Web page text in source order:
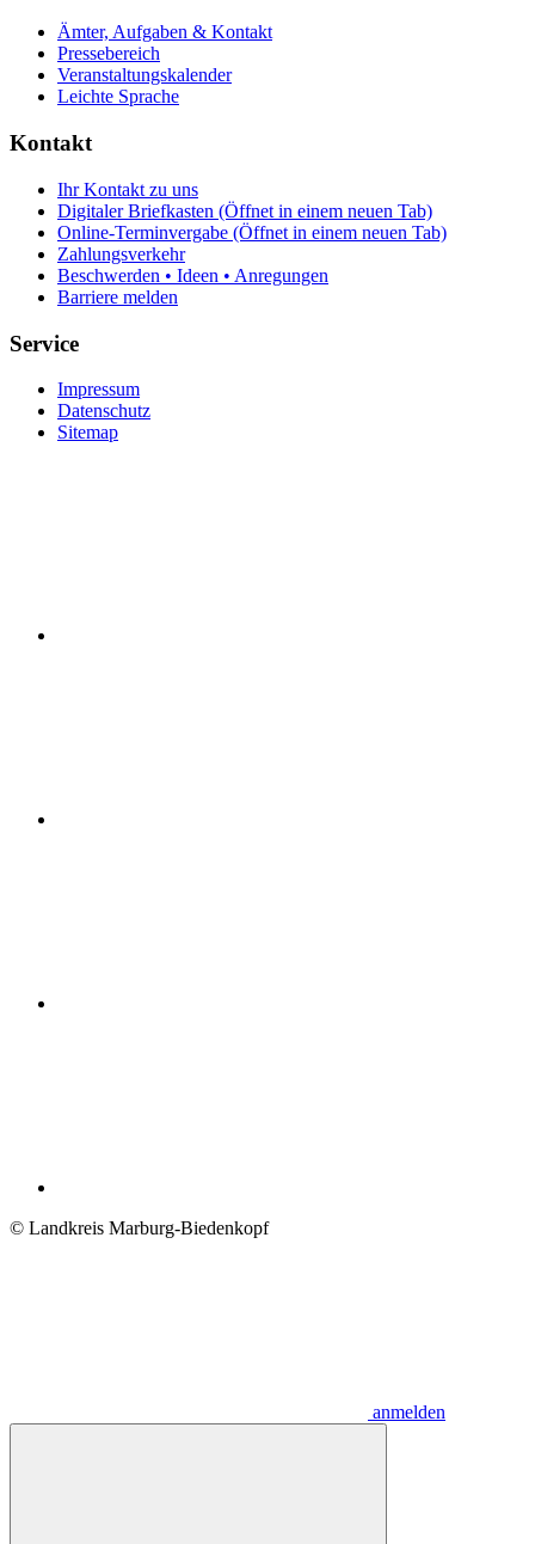
Ämter, Aufgaben & Kontakt
Pressebereich
Veranstaltungskalender
Leichte Sprache
Kontakt
Ihr Kontakt zu uns
Digitaler Briefkasten (Öffnet in einem neuen Tab)
Online-Terminvergabe (Öffnet in einem neuen Tab)
Zahlungsverkehr
Beschwerden • Ideen • Anregungen
Barriere melden
Service
Impressum
Datenschutz
Sitemap
© Landkreis Marburg-Biedenkopf
anmelden